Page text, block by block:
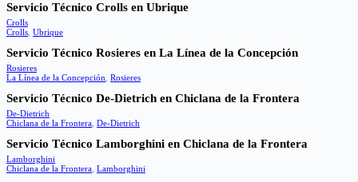
Servicio Técnico Crolls en Ubrique
Crolls
Crolls Ubrique
Servicio Técnico Rosieres en La Línea de la Concepción
Rosieres
La Línea de la Concepción Rosieres
Servicio Técnico De-Dietrich en Chiclana de la Frontera
De-Dietrich
Chiclana de la Frontera De-Dietrich
Servicio Técnico Lamborghini en Chiclana de la Frontera
Lamborghini
Chiclana de la Frontera Lamborghini